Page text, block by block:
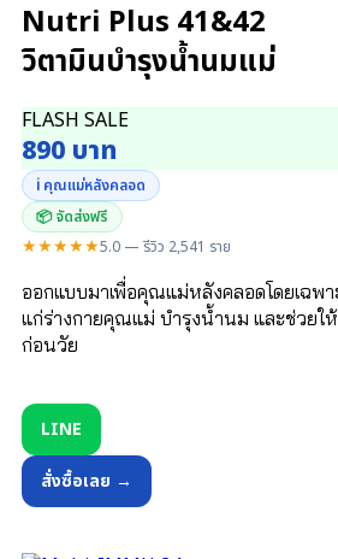
Nutri Plus 41&42
วิตามินบำรุงน้ำนมแม่
FLASH SALE
890 บาท
ℹ️ คุณแม่หลังคลอด
📦 จัดส่งฟรี
★★★★★5.0 — รีวิว 2,541 ราย
ออกแบบมาเพื่อคุณแม่หลังคลอดโดยเฉพา
แก่ร่างกายคุณแม่ บำรุงน้ำนม และช่วยใ
ก่อนวัย
LINE
สั่งซื้อเลย →